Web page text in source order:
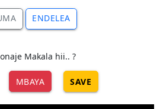
ENDELEA
Makala hii.. ?
MBAYA SAVE